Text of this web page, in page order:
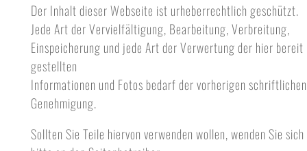
Der Inhalt dieser Webseite ist urheberrechtlich geschützt.
Jede Art der Vervielfältigung, Bearbeitung, Verbreitung,
Einspeicherung und jede Art der Verwertung der hier bereit
gestellten
Informationen und Fotos bedarf der vorherigen schriftlichen
Genehmigung.
Sollten Sie Teile hiervon verwenden wollen, wenden Sie sich